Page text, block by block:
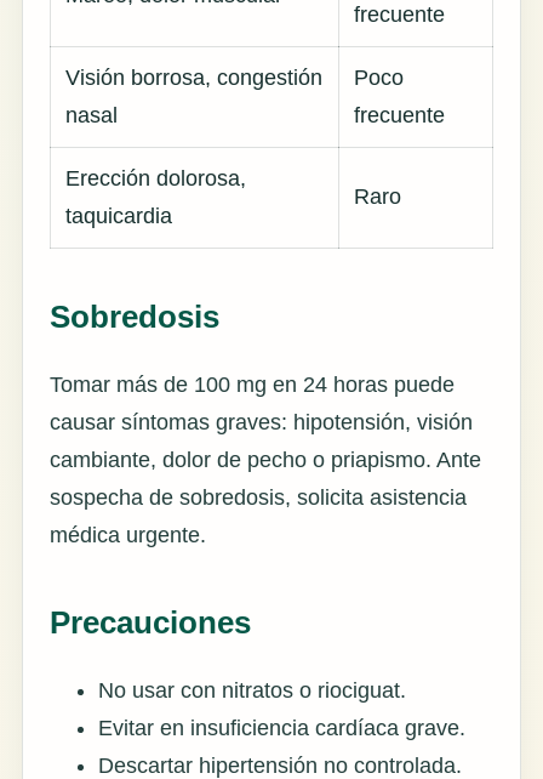
frecuente
Visión borrosa, congestión
nasal
Poco
frecuente
Erección dolorosa,
taquicardia
Raro
Sobredosis
Tomar más de 100 mg en 24 horas puede
causar síntomas graves: hipotensión, visión
cambiante, dolor de pecho o priapismo. Ante
sospecha de sobredosis, solicita asistencia
médica urgente.
Precauciones
No usar con nitratos o riociguat.
Evitar en insuficiencia cardíaca grave.
Descartar hipertensión no controlada.